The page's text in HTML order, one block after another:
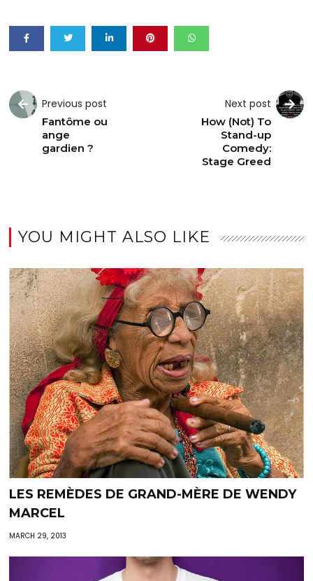
Previous post
Fantôme ou
ange
gardien ?
Next post
How (Not) To
Stand-up
Comedy:
Stage Greed
YOU MIGHT ALSO LIKE
LES REMÈDES DE GRAND-MÈRE DE WENDY
MARCEL
MARCH 29, 2013